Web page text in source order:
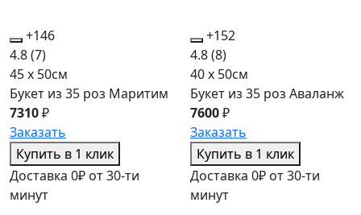
+146
4.8(7)
45 x 50см
Букет из 35 роз Маритим
7310₽
Заказать
Купить в 1 клик
Доставка 0₽ от 30-ти
минут
+152
4.8(8)
40 x 50см
Букет из 35 роз Аваланж
7600₽
Заказать
Купить в 1 клик
Доставка 0₽ от 30-ти
минут